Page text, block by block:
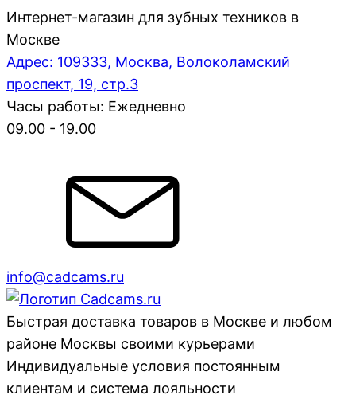
Интернет-магазин для зубных техников в
Москве
Адрес: 109333, Москва, Волоколамский
проспект, 19, стр.3
Часы работы: Ежедневно
09.00 - 19.00
info@cadcams.ru
Быстрая доставка товаров в Москве и любом
районе Москвы своими курьерами
Индивидуальные условия постоянным
клиентам и система лояльности